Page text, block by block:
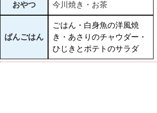
おやつ 今川焼き・お茶
ばんごはん
ごはん・白身魚の洋風焼
き・あさりのチャウダー・
ひじきとポテトのサラダ